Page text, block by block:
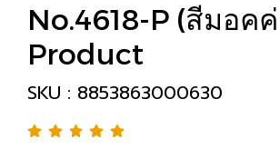
No.4618-P (สีมอค
Product
SKU : 8853863000630